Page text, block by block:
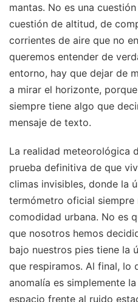
mantas. No es una
cuestión de altitud, de
corrientes de aire que no
queremos entender de
entorno, hay que dejar de
a mirar el horizonte,
siempre tiene algo que
mensaje de texto.
La realidad meteorológica
prueba definitiva de que
climas invisibles, donde la
termómetro oficial siempre
comodidad urbana. No es
que nosotros hemos
bajo nuestros pies tiene la
que respiramos. Al final, lo
anomalía es simplemente
espacio frente al ruido